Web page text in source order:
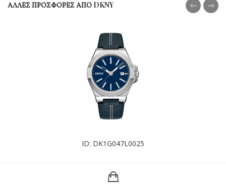
ΑΛΛΕΣ ΠΡΟΣΦΟΡΕΣ ΑΠΟ DKNY
ID: DK1G047L0025